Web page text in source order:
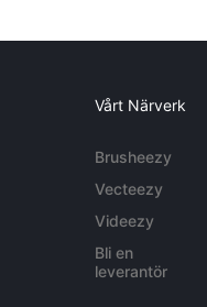
Vårt Närverk
Brusheezy
Vecteezy
Videezy
Bli en
leverantör